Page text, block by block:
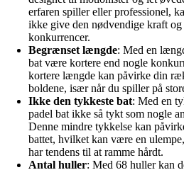
erfaren spiller eller professionel,
ikke give den nødvendige kraft
konkurrencer.
Begrænset længde: Med en
bat være kortere end nogle
kortere længde kan påvirke din
boldene, især når du spiller på
Ikke den tykkeste bat: Med en
padel bat ikke så tykt som nogle
Denne mindre tykkelse kan
battet, hvilket kan være en
har tendens til at ramme hårdt.
Antal huller: Med 68 huller kan